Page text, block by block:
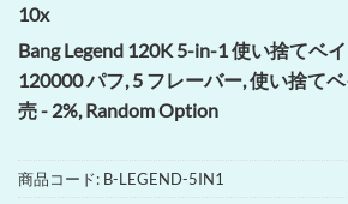
10x
Bang Legend 120K 5-in-1 使い捨てベ
120000 パフ, 5 フレーバー, 使い捨て
売 - 2%, Random Option
商品コード: B-LEGEND-5IN1